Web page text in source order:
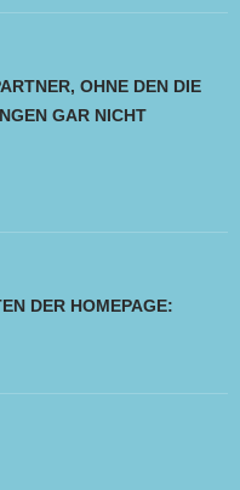
OHNE DEN DIE
GAR NICHT
DER HOMEPAGE: